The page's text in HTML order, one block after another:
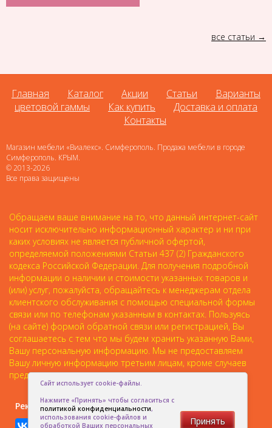
все статьи
Главная Каталог Акции Статьи
Варианты
цветовой гаммы
Как купить
Доставка и оплата
Контакты
Магазин мебели «Виалекс». Симферополь. Продажа мебели в городе
Симферополь. КРЫМ.
© 2013-2026
Все права защищены
Обращаем ваше внимание на то, что данный интернет-сайт
носит исключительно информационный характер и ни при
каких условиях не является публичной офертой,
определяемой положениями Статьи 437 (2) Гражданского
кодекса Российской Федерации. Для получения подробной
информации о наличии и стоимости указанных товаров и
(или) услуг, пожалуйста, обращайтесь к менеджерам отдела
клиентского обслуживания с помощью специальной формы
связи или по телефонам указанным в контактах. Пользуясь
(на сайте) формой обратной связи или регистрацией, Вы
соглашаетесь с тем что мы будем хранить указанную Вами,
Вашу персональную информацию. Мы не предоставляем
Вашу личную информацию третьим лицам, кроме случаев
предусмотренных законодательством.
Рекомендовать друзьям:
Сайт использует cookie-файлы.
Нажмите «Принять» чтобы согласиться с
политикой конфиденциальности,
использования cookie-файлов и
обработкой Ваших персональных
Принять